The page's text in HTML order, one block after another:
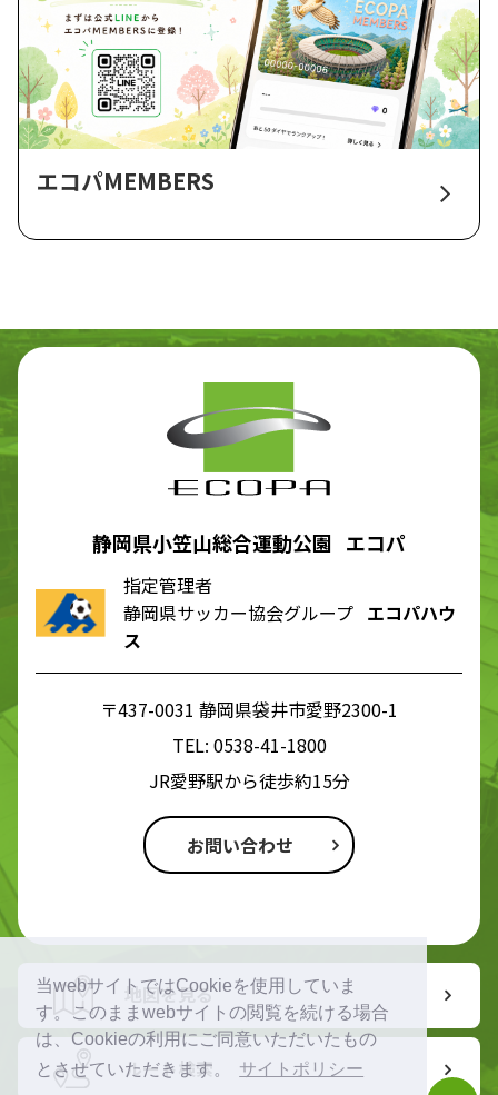
当webサイトではCookieを使用していま
す。このままwebサイトの閲覧を続ける場合
は、Cookieの利用にご同意いただいたもの
とさせていただきます。
サイトポリシー
エコパMEMBERS
静岡県小笠山総合運動公園 エコパ
指定管理者
静岡県サッカー協会グループ エコパハウ
ス
〒437-0031 静岡県袋井市愛野2300-1
TEL: 0538-41-1800
JR愛野駅から徒歩約15分
お問い合わせ
地図を見る
ルート検索